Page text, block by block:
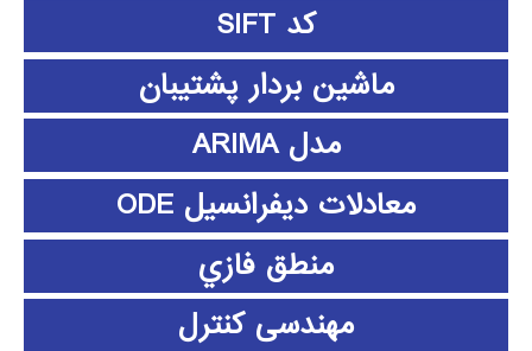
کد SIFT
ماشین بردار پشتیبان
مدل ARIMA
معادلات دیفرانسیل ODE
منطق فازي
مهندسی کنترل